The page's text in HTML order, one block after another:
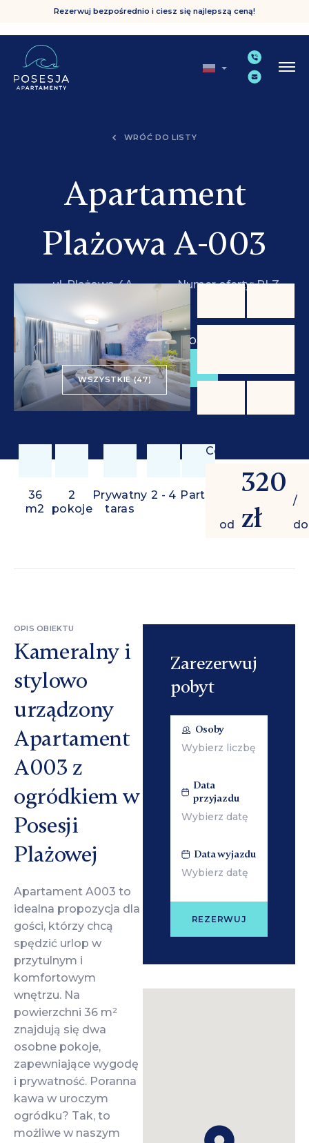
Rezerwuj bezpośrednio i ciesz się najlepszą ceną!
WRÓĆ DO LISTY
Apartament
Plażowa A-003
ul. Plażowa 4A,
Grzybowo
Numer oferty: PLZ
od320 zł/ doba
REZERWUJ
WSZYSTKIE (47)
36
m2
2
pokoje
Prywatny
taras
2 - 4 Parter
Cena:
od
320
zł
/
OPIS OBIEKTU
Kameralny i
stylowo
urządzony
Apartament
A003 z
ogródkiem w
Posesji
Plażowej
Apartament A003 to
idealna propozycja dla
gości, którzy chcą
spędzić urlop w
przytulnym i
komfortowym
wnętrzu. Na
powierzchni 36 m²
znajdują się dwa
osobne pokoje,
zapewniające wygodę
i prywatność. Poranna
kawa w uroczym
ogródku? Tak, to
możliwe w naszym
Zarezerwuj
pobyt
Osoby
Data
przyjazdu
Data wyjazdu
REZERWUJ